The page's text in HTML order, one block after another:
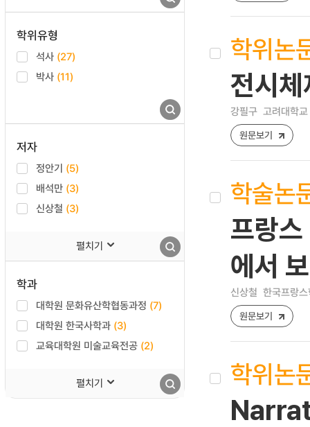
학위유형
석사 (27)
박사 (11)
저자
정안기 (5)
배석만 (3)
신상철 (3)
펼치기
학과
대학원 문화유산학협동과정 (7)
대학원 한국사학과 (3)
교육대학원 미술교육전공 (2)
펼치기
학위논
전시
강필구 고려대학
원문보기
학술논
프랑
에서
신상철 한국프랑
원문보기
학위논